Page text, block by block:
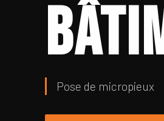
Pose de micropieux